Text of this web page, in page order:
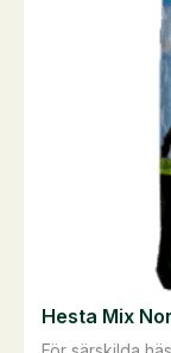
Hesta Mix